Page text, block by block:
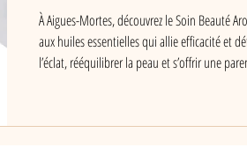
À Aigues-Mortes, découvrez le Soin Beauté
aux huiles essentielles qui allie efficacité et
l’éclat, rééquilibrer la peau et s’offrir une